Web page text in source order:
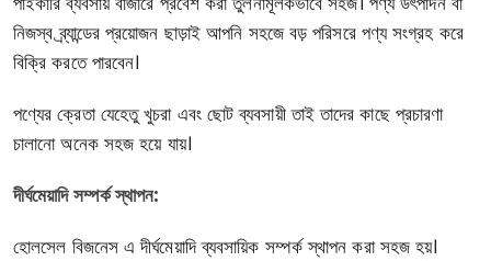
নিজস্ব ব্র্যান্ডের প্রয়োজন ছাড়াই আপনি সহজে বড় পরিসরে পণ্য সংগ্রহ করে
বিক্রি করতে পারবেন।
পণ্যের ক্রেতা যেহেতু খুচরা এবং ছোট ব্যবসায়ী তাই তাদের কাছে প্রচারণা
চালানো অনেক সহজ হয়ে যায়।
দীর্ঘমেয়াদি সম্পর্ক স্থাপন:
হোলসেল বিজনেস এ দীর্ঘমেয়াদি ব্যবসায়িক সম্পর্ক স্থাপন করা সহজ হয়।